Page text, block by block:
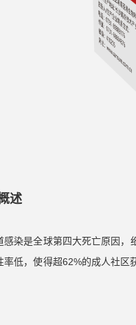
述
感染是全球第四大死亡原因，
率低，使得超62%的成人社区